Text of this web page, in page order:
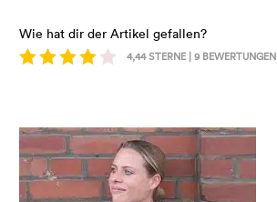
Wie hat dir der Artikel gefallen?
4,44STERNE | 9 BEWERTUNGEN